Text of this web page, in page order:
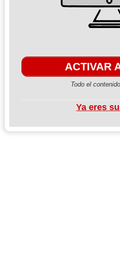
ACTIVAR
Todo el
Ya eres